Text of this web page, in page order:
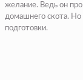
желание. Ведь он
домашнего скота. Но
подготовки.